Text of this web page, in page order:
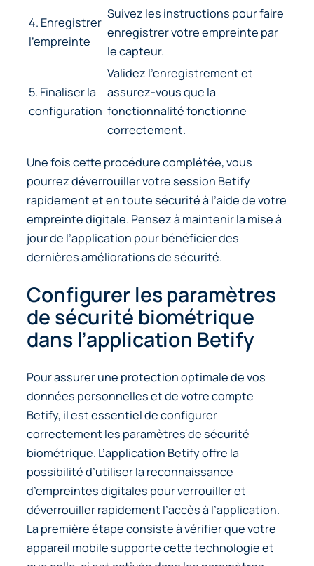
4. Enregistrer
l’empreinte
Suivez les instructions pour faire
enregistrer votre empreinte par
le capteur.
5. Finaliser la
configuration
Validez l’enregistrement et
assurez-vous que la
fonctionnalité fonctionne
correctement.
Une fois cette procédure complétée, vous
pourrez déverrouiller votre session Betify
rapidement et en toute sécurité à l’aide de votre
empreinte digitale. Pensez à maintenir la mise à
jour de l’application pour bénéficier des
dernières améliorations de sécurité.
Configurer les paramètres
de sécurité biométrique
dans l’application Betify
Pour assurer une protection optimale de vos
données personnelles et de votre compte
Betify, il est essentiel de configurer
correctement les paramètres de sécurité
biométrique. L’application Betify offre la
possibilité d’utiliser la reconnaissance
d’empreintes digitales pour verrouiller et
déverrouiller rapidement l’accès à l’application.
La première étape consiste à vérifier que votre
appareil mobile supporte cette technologie et